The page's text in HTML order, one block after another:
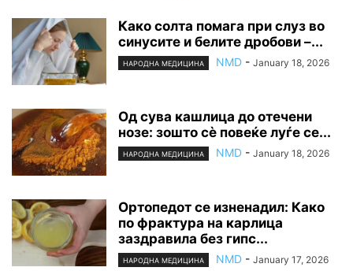
Како солта помага при слуз во
синусите и белите дробови –...
НАРОДНА МЕДИЦИНА NMD - January 18, 2026
Од сува кашлица до отечени
нозе: зошто сè повеќе луѓе се...
НАРОДНА МЕДИЦИНА NMD - January 18, 2026
Ортопедот се изненадил: Како
по фрактура на карлица
заздравила без гипс...
НАРОДНА МЕДИЦИНА NMD - January 17, 2026